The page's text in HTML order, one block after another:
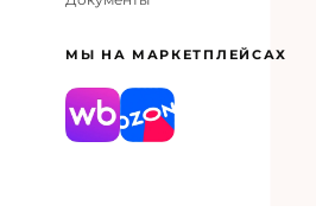
искусственная кожа
МЫ НА МАРКЕТПЛЕЙСАХ